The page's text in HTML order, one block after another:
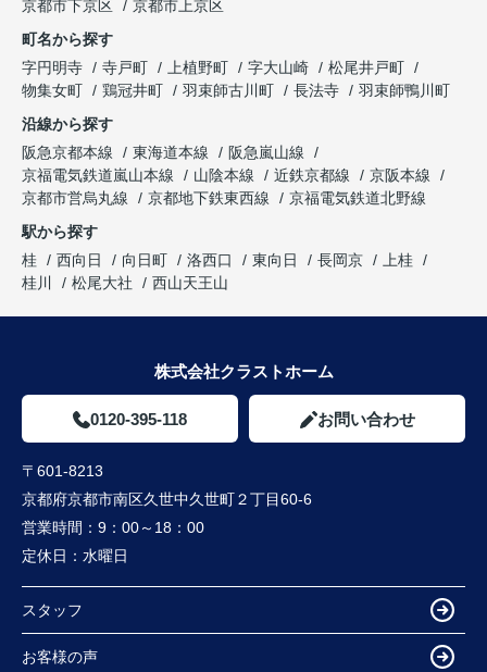
京都市下京区
京都市上京区
町名から探す
字円明寺
寺戸町 上植野町 字大山崎
松尾井戸町
物集女町
鶏冠井町 羽束師古川町 長法寺
羽束師鴨川町
沿線から探す
阪急京都本線
東海道本線
阪急嵐山線
京福電気鉄道嵐山本線
山陰本線 近鉄京都線
京阪本線
京都市営烏丸線
京都地下鉄東西線
京福電気鉄道北野線
駅から探す
桂
西向日 向日町 洛西口 東向日 長岡京
上桂
桂川
松尾大社 西山天王山
株式会社クラストホーム
0120-395-118 お問い合わせ
〒601-8213
京都府京都市南区久世中久世町２丁目60-6
営業時間： 9：00～18：00
定休日： 水曜日
スタッフ
お客様の声